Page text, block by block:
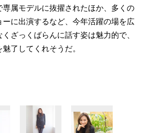
専属モデルに抜擢されたほか、多くの
ーに出演するなど、今年活躍の場を広
ざっくばらんに話す姿は魅力的で、
了してくれそうだ。